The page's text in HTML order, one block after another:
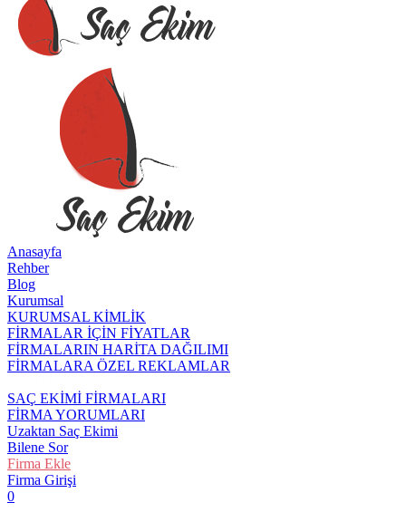
Anasayfa
Rehber
Blog
Kurumsal
KURUMSAL KİMLİK
FİRMALAR İÇİN FİYATLAR
FİRMALARIN HARİTA DAĞILIMI
FİRMALARA ÖZEL REKLAMLAR
SAÇ EKİMİ FİRMALARI
FİRMA YORUMLARI
Uzaktan Saç Ekimi
Bilene Sor
Firma Ekle
Firma Girişi
0